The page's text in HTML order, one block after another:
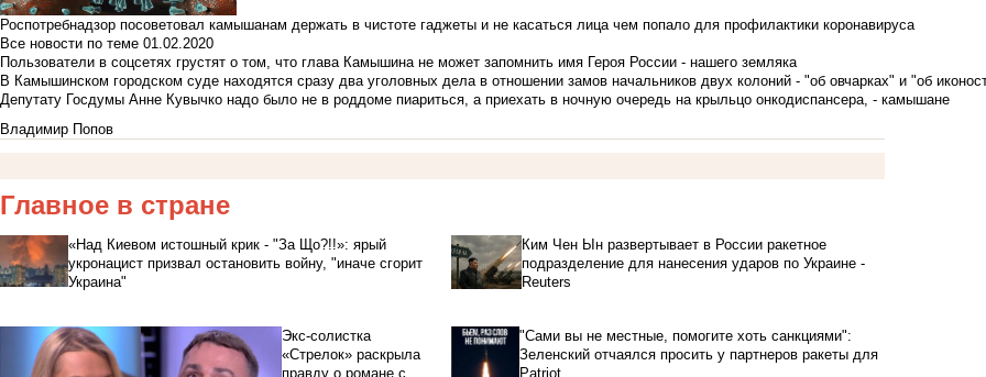
Роспотребнадзор посоветовал камышанам держать в чистоте гаджеты и не касаться лица чем попало для профилактики коронавируса
Все новости по теме 01.02.2020
Пользователи в соцсетях грустят о том, что глава Камышина не может запомнить имя Героя России - нашего земляка
В Камышинском городском суде находятся сразу два уголовных дела в отношении замов начальников двух колоний - "об овчарках" и "об
Депутату Госдумы Анне Кувычко надо было не в роддоме пиариться, а приехать в ночную очередь на крыльцо онкодиспансера, - камышане
Владимир Попов
Главное в стране
«Над Киевом истошный крик - "За Що?!!»: ярый
укронацист призвал остановить войну, "иначе сгорит
Украина"
Ким Чен Ын развертывает в России ракетное
подразделение для нанесения ударов по Украине -
Reuters
Экс-солистка
«Стрелок» раскрыла
правду о романе с
"Сами вы не местные, помогите хоть санкциями":
Зеленский отчаялся просить у партнеров ракеты для
Patriot